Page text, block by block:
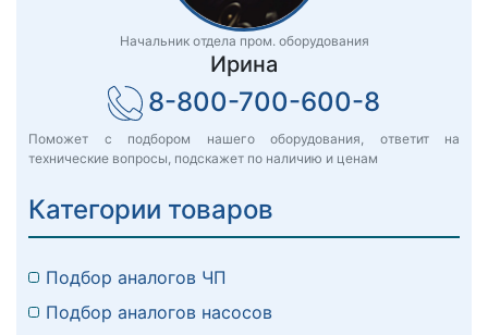
Начальник отдела пром. оборудования
Ирина
8-800-700-600-8
Поможет с подбором нашего оборудования, ответит на
технические вопросы, подскажет по наличию и ценам
Категории товаров
Подбор аналогов ЧП
Подбор аналогов насосов